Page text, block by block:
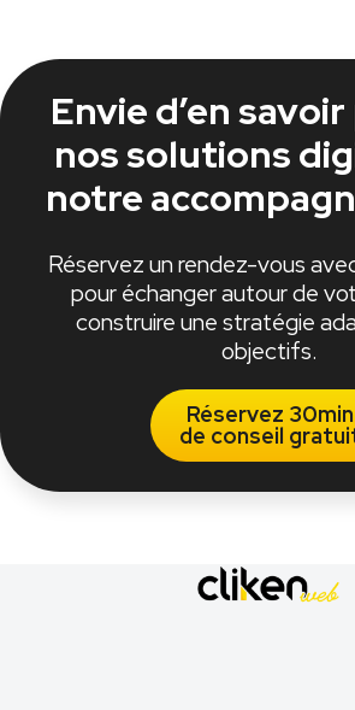
Envie d’en
nos solutions
notre
Réservez un rendez-vous
pour échanger autour de
construire une stratégie
objectifs.
Réservez 30min
de conseil